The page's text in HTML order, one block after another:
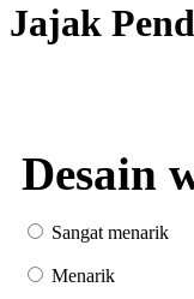
Jajak
Desain
Sangat menarik
Menarik